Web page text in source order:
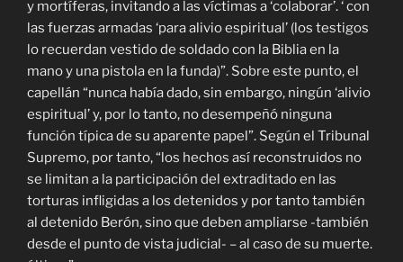
y mortíferas, invitando a las víctimas a ‘colaborar’. ‘ con
las fuerzas armadas ‘para alivio espiritual’ (los testigos
lo recuerdan vestido de soldado con la Biblia en la
mano y una pistola en la funda)”. Sobre este punto, el
capellán “nunca había dado, sin embargo, ningún ‘alivio
espiritual’ y, por lo tanto, no desempeñó ninguna
función típica de su aparente papel”. Según el Tribunal
Supremo, por tanto, “los hechos así reconstruidos no
se limitan a la participación del extraditado en las
torturas infligidas a los detenidos y por tanto también
al detenido Berón, sino que deben ampliarse -también
desde el punto de vista judicial- – al caso de su muerte.